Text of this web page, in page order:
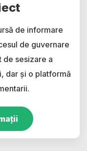
de informare
de guvernare
de sesizare a
dar și o platformă